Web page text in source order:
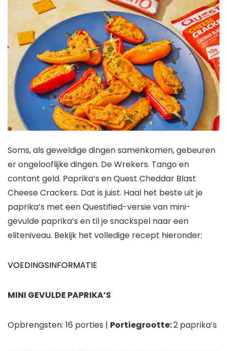
Soms, als geweldige dingen samenkomen, gebeuren
er ongelooflijke dingen. De Wrekers. Tango en
contant geld. Paprika’s en Quest Cheddar Blast
Cheese Crackers. Dat is juist. Haal het beste uit je
paprika’s met een Questified-versie van mini-
gevulde paprika’s en til je snackspel naar een
eliteniveau. Bekijk het volledige recept hieronder:
VOEDINGSINFORMATIE
MINI GEVULDE PAPRIKA’S
Opbrengsten: 16 porties | Portiegrootte:2 paprika’s